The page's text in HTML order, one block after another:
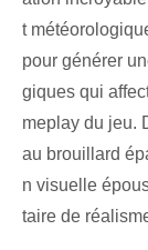
t
pour générer
giques qui
meplay du jeu.
au brouillard
n visuelle
taire de